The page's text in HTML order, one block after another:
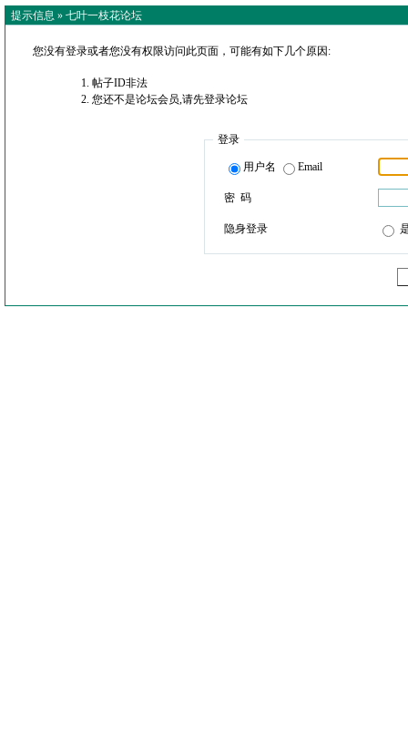
提示信息 » 七叶一枝花论坛
您没有登录或者您没有权限访问此页面，可能有如下几个原因:
帖子ID非法
您还不是论坛会员,请先登录论坛
登录
用户名 Email
密 码
隐身登录